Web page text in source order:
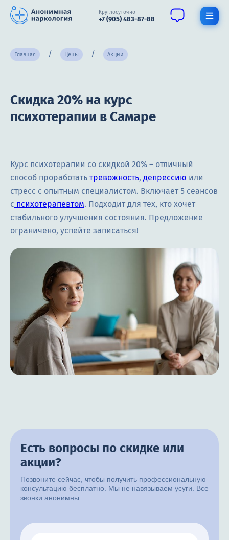
Круглосуточно
+7 (905) 483-87-88
Наркомания
Алкоголизм
Стационар
Психиатрия
Терапия
Цены
Круглосуточно, анонимно
+7 (905) 483-87-88
Адрес call-центра
Самара, Некрасовская улица, 74
Главная Цены Акции
Скидка 20% на курс
психотерапии в Самаре
Курс психотерапии со скидкой 20% – отличный
способ проработать тревожность, депрессию или
стресс с опытным специалистом. Включает 5 сеансов
с психотерапевтом. Подходит для тех, кто хочет
стабильного улучшения состояния. Предложение
ограничено, успейте записаться!
Есть вопросы по скидке или
акции?
Позвоните сейчас, чтобы получить профессиональную
консультацию бесплатно. Мы не навязываем усуги. Все
звонки анонимны.